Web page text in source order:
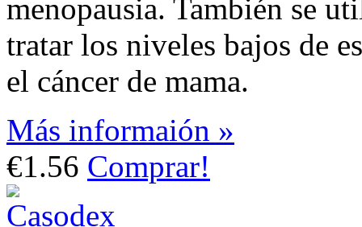
menopausia. También se
tratar los niveles bajos de
el cáncer de mama.
Más informaión »
€1.56 Comprar!